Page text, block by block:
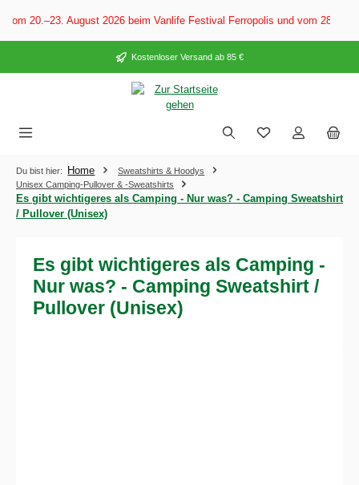
springen
20.–23. August 2026 beim Vanlife Festival Ferropolis und vom 28.
Kostenloser Versand ab 85 €
Du bist hier: Home
Sweatshirts & Hoodys
Unisex Camping-Pullover & -Sweatshirts
Es gibt wichtigeres als Camping - Nur was? - Camping Sweatshirt
/ Pullover (Unisex)
Es gibt wichtigeres als Camping -
Nur was? - Camping Sweatshirt /
Pullover (Unisex)